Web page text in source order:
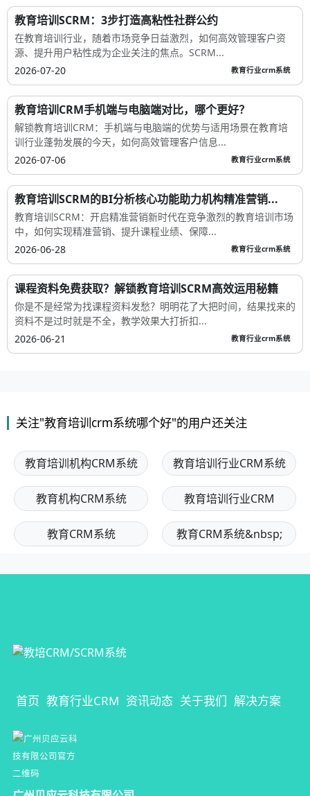
教育培训SCRM：3步打造高粘性社群公约
在教育培训行业，随着市场竞争日益激烈，如何高效管理客户资
源、提升用户粘性成为企业关注的焦点。SCRM...
2026-07-20
教育行业crm系统
教育培训CRM手机端与电脑端对比，哪个更好？
解锁教育培训CRM：手机端与电脑端的优势与适用场景在教育培
训行业蓬勃发展的今天，如何高效管理客户信息...
2026-07-06
教育行业crm系统
教育培训SCRM的BI分析核心功能助力机构精准营销...
教育培训SCRM：开启精准营销新时代在竞争激烈的教育培训市场
中，如何实现精准营销、提升课程业绩、保障...
2026-06-28
教育行业crm系统
课程资料免费获取？解锁教育培训SCRM高效运用秘籍
你是不是经常为找课程资料发愁？明明花了大把时间，结果找来的
资料不是过时就是不全，教学效果大打折扣...
2026-06-21
教育行业crm系统
关注"教育培训crm系统哪个好"的用户还关注
教育培训机构CRM系统 教育培训行业CRM系统
教育机构CRM系统 教育培训行业CRM
教育CRM系统 教育CRM系统&nbsp;
首页 教育行业CRM 资讯动态 关于我们 解决方案